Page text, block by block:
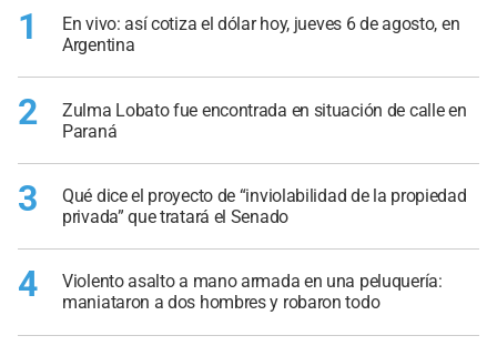
1
En vivo: así cotiza el dólar hoy, jueves 6 de agosto, en
Argentina
2
Zulma Lobato fue encontrada en situación de calle en
Paraná
3
Qué dice el proyecto de “inviolabilidad de la propiedad
privada” que tratará el Senado
4
Violento asalto a mano armada en una peluquería:
maniataron a dos hombres y robaron todo